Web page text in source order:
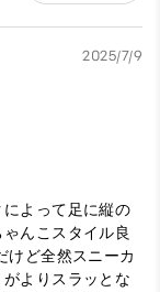
2025/7/9
よって足に縦の
んこスタイル良
けど全然スニーカ
よりスラッとな